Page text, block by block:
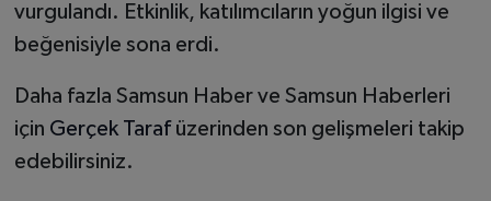
vurgulandı. Etkinlik, katılımcıların yoğun ilgisi ve
beğenisiyle sona erdi.
Daha fazla Samsun Haber ve Samsun Haberleri
için Gerçek Tarafüzerinden son gelişmeleri takip
edebilirsiniz.